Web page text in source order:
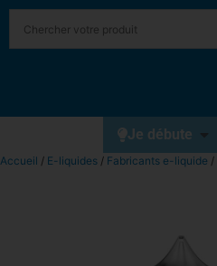
Je débute
Accueil / E-liquides / Fabricants e-liquide /